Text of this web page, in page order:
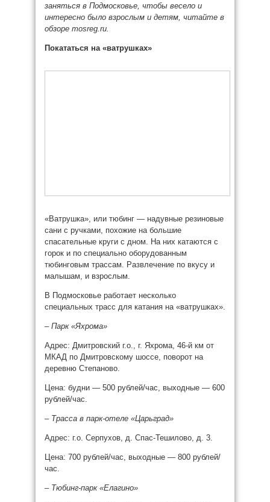
заняться в Подмосковье, чтобы весело и
интересно было взрослым и детям, читайте в
обзоре mosreg.ru.
Покататься на «ватрушках»
«Ватрушка», или тюбинг — надувные резиновые
сани с ручками, похожие на большие
спасательные круги с дном. На них катаются с
горок и по специально оборудованным
тюбинговым трассам. Развлечение по вкусу и
малышам, и взрослым.
В Подмосковье работает несколько
специальных трасс для катания на «ватрушках».
– Парк «Яхрома»
Адрес: Дмитровский г.о., г. Яхрома, 46-й км от
МКАД по Дмитровскому шоссе, поворот на
деревню Степаново.
Цена: будни — 500 рублей/час, выходные — 600
рублей/час.
– Трасса в парк-отеле «Царьград»
Адрес: г.о. Серпухов, д. Спас-Тешилово, д. 3.
Цена: 700 рублей/час, выходные — 800 рублей/
час.
– Тюбинг-парк «Елагино»